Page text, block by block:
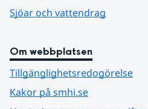
Sjöar och vattendrag
Om webbplatsen
Tillgänglighetsredogörelse
Kakor på smhi.se